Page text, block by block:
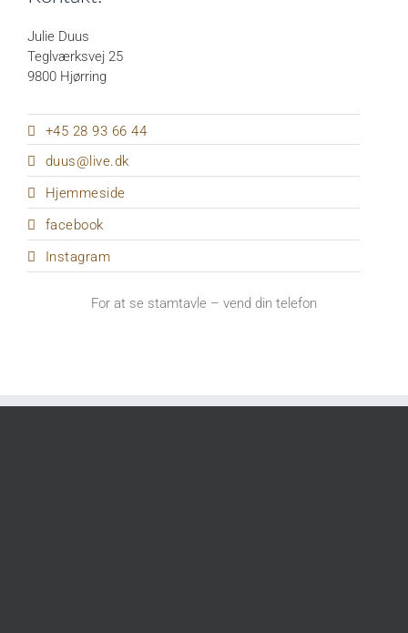
Julie Duus
Teglværksvej 25
9800 Hjørring
+45 28 93 66 44
duus@live.dk
Hjemmeside
facebook
Instagram
For at se stamtavle – vend din telefon